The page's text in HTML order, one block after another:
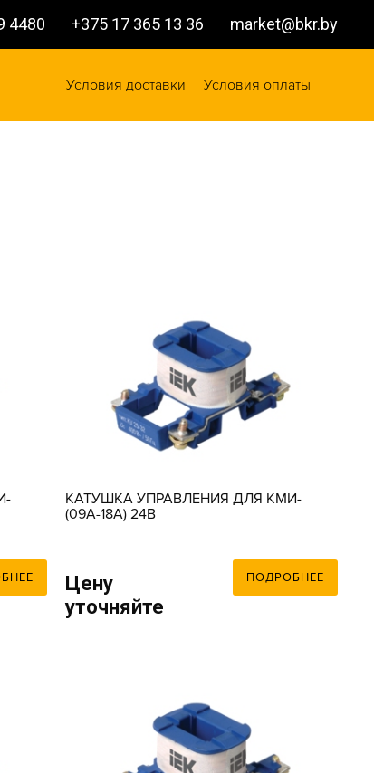
4480 +375 17 365 13 36 market@bkr.by
Условия доставки Условия оплаты
КАТУШКА УПРАВЛЕНИЯ ДЛЯ КМИ-
(09А-18А) 24В
Цену
уточняйте
ПОДРОБНЕЕ